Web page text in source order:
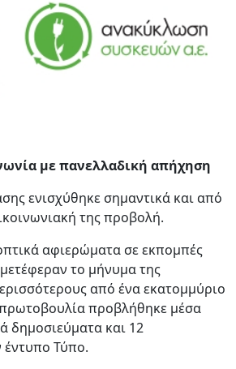
με πανελλαδική απήχηση
ενισχύθηκε σημαντικά και από
της προβολή.
αφιερώματα σε εκπομπές
το μήνυμα της
από ένα εκατομμύριο
προβλήθηκε μέσα
δημοσιεύματα και 12
έντυπο Τύπο.